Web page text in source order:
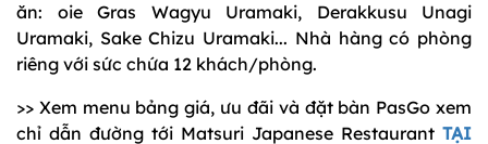
ăn: oie Gras Wagyu Uramaki, Derakkusu Unagi
Uramaki, Sake Chizu Uramaki... Nhà hàng có phòng
riêng với sức chứa 12 khách/phòng.
>> Xem menu bảng giá, ưu đãi và đặt bàn PasGo xem
chỉ dẫn đường tới Matsuri Japanese Restaurant TẠI